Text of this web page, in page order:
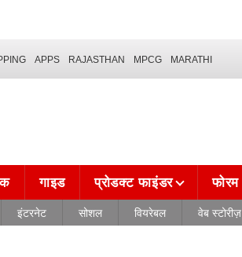
APPS RAJASTHAN MPCG MARATHI
गाइड प्रोडक्ट फाइंडर फोरम
इंटरनेट सोशल वियरेबल वेब स्टोरीज़